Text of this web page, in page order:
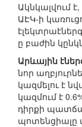
Ակնկալվում
ԱԷԿ-ի
ը բաժին
Արևային
նոր
կազմելու է
կազմում է
դիրքի
պոտենցիալը